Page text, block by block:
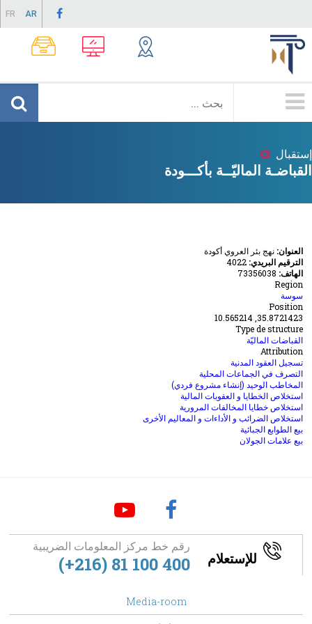
content
FR AR
Principale
Breadcrumb
إستقبال
القباضـة الماليّــة بأكـــودة
العنوان:نهج بئر العروي أكودة
الترقيم البريدي:4022
الهاتف: 73356038
Region
سوسة
Position
35.8721423, 10.565214
Type de structure
القباضات الماليّة
Attribution
تسجيل العقود المدنية
التصرف في الجماعات المحلية
المخاطب الوحيد (إنشاء مشروع فردي)
استخلاص الخطايا و العقوبات المالية
استخلاص خطايا المخالفات المرورية
استخلاص الضرائب و الأداءات و المعاليم الأخرى
بيع الطوابع الجبائية
بيع علامات الجولان
للإستعلام
رقم خط مركز المعلومات الضريبية
(+216) 81 100 400
Media-room